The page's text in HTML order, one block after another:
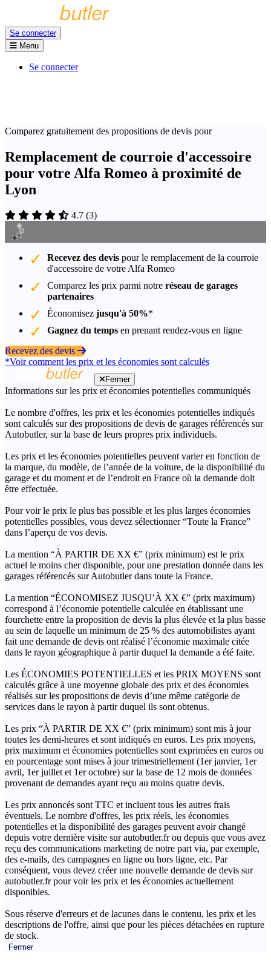
Se connecter
Menu
Se connecter
Comparez gratuitement des propositions de devis pour
Remplacement de courroie d'accessoire
pour votre Alfa Romeo à proximité de
Lyon
4.7 (3)
Recevez des devis pour le remplacement de la courroie
d'accessoire de votre Alfa Romeo
Comparez les prix parmi notre réseau de garages
partenaires
Économisez jusqu'à 50%*
Gagnez du temps en prenant rendez-vous en ligne
Recevez des devis
*Voir comment les prix et les économies sont calculés
Fermer
Informations sur les prix et économies potentielles communiqués
Le nombre d'offres, les prix et les économies potentielles indiqués
sont calculés sur des propositions de devis de garages référencés sur
Autobutler, sur la base de leurs propres prix individuels.
Les prix et les économies potentielles peuvent varier en fonction de
la marque, du modèle, de l’année de la voiture, de la disponibilité du
garage et du moment et de l’endroit en France où la demande doit
être effectuée.
Pour voir le prix le plus bas possible et les plus larges économies
potentielles possibles, vous devez sélectionner “Toute la France”
dans l’aperçu de vos devis.
La mention “À PARTIR DE XX €” (prix minimum) est le prix
actuel le moins cher disponible, pour une prestation donnée dans les
garages référencés sur Autobutler dans toute la France.
La mention “ÉCONOMISEZ JUSQU’À XX €” (prix maximum)
correspond à l’économie potentielle calculée en établissant une
fourchette entre la proposition de devis la plus élevée et la plus basse
au sein de laquelle un minimum de 25 % des automobilistes ayant
fait une demande de devis ont réalisé l’économie maximale citée
dans le rayon géographique à partir duquel la demande a été faite.
Les ÉCONOMIES POTENTIELLES et les PRIX MOYENS sont
calculés grâce à une moyenne globale des prix et des économies
réalisés sur les propositions de devis d’une même catégorie de
services dans le rayon à partir duquel ils sont obtenus.
Les prix “À PARTIR DE XX €” (prix minimum) sont mis à jour
toutes les demi-heures et sont indiqués en euros. Les prix moyens,
prix maximum et économies potentielles sont exprimées en euros ou
en pourcentage sont mises à jour trimestriellement (1er janvier, 1er
avril, 1er juillet et 1er octobre) sur la base de 12 mois de données
provenant de demandes ayant reçu au moins quatre devis.
Les prix annoncés sont TTC et incluent tous les autres frais
éventuels. Le nombre d'offres, les prix réels, les économies
potentielles et la disponibilité des garages peuvent avoir changé
depuis votre dernière visite sur autobutler.fr ou depuis que vous avez
reçu des communications marketing de notre part via, par exemple,
des e-mails, des campagnes en ligne ou hors ligne, etc. Par
conséquent, vous devez créer une nouvelle demande de devis sur
autobutler.fr pour voir les prix et les économies actuellement
disponibles.
Sous réserve d'erreurs et de lacunes dans le contenu, les prix et les
descriptions de l'offre, ainsi que pour les pièces détachées en rupture
de stock.
Fermer